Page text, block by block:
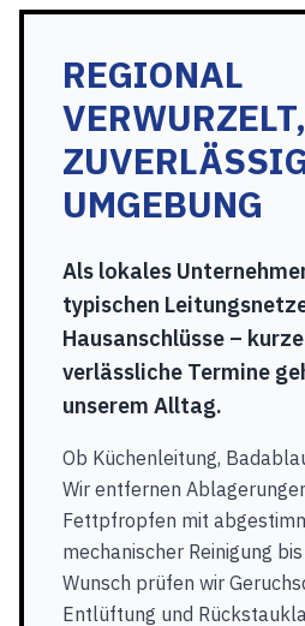
REGIONAL
VERWURZELT,
UMGEBUNG
Als lokales
typischen
Hausanschlüsse –
verlässliche Termine
unserem Alltag.
Ob Küchenleitung,
Wir entfernen
Fettpfropfen mit
mechanischer Reinigung
Wunsch prüfen wir
Entlüftung und